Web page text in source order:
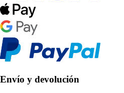
Envío y devolución